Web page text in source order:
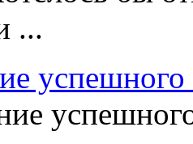
...
успешного